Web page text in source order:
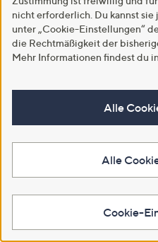
nicht erforderlich. Du kannst
unter „Cookie-Einstellungen“
die Rechtmäßigkeit der
Mehr Informationen findest du
Alle
Alle
Cookie-